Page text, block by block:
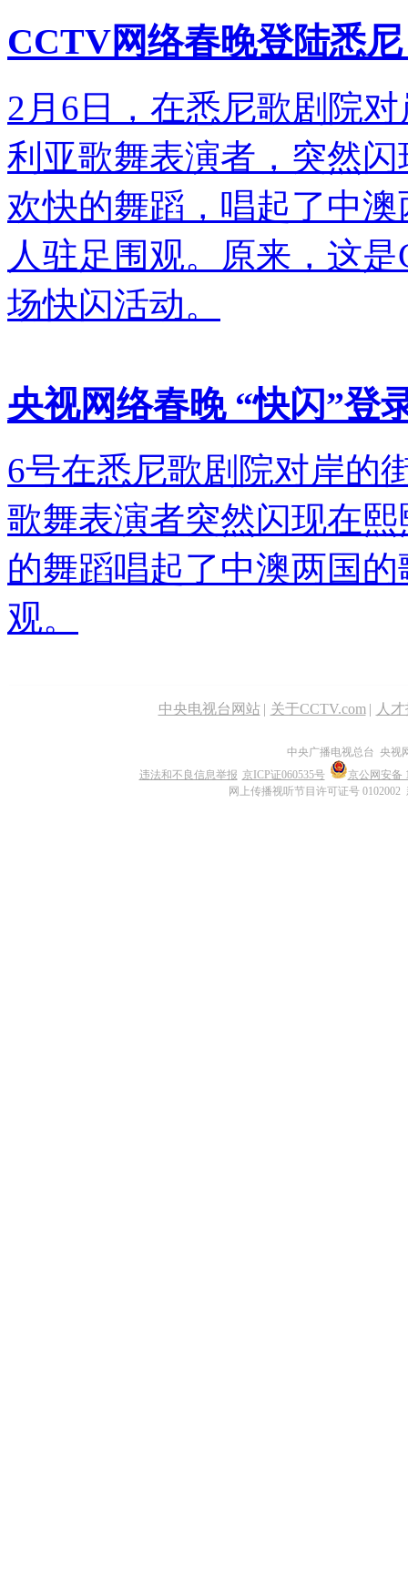
CCTV网络春晚登陆悉
2月6日，在悉尼歌剧院
利亚歌舞表演者，突然
欢快的舞蹈，唱起了中
人驻足围观。原来，这
场快闪活动。
央视网络春晚 “快闪”登
6号在悉尼歌剧院对岸的
歌舞表演者突然闪现在
的舞蹈唱起了中澳两国
观。
中央电视台网站 关于CCTV.com 人
中央广播电视总台 央视
违法和不良信息举报 京ICP证060535号
京公网安备
网上传播视听节目许可证号 0102002